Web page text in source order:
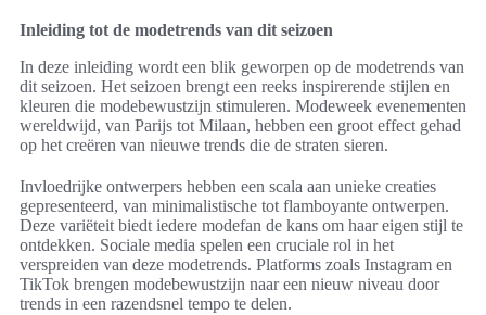
Inleiding tot de modetrends van dit seizoen
In deze inleiding wordt een blik geworpen op de modetrends van
dit seizoen. Het seizoen brengt een reeks inspirerende stijlen en
kleuren die modebewustzijn stimuleren. Modeweek evenementen
wereldwijd, van Parijs tot Milaan, hebben een groot effect gehad
op het creëren van nieuwe trends die de straten sieren.
Invloedrijke ontwerpers hebben een scala aan unieke creaties
gepresenteerd, van minimalistische tot flamboyante ontwerpen.
Deze variëteit biedt iedere modefan de kans om haar eigen stijl te
ontdekken. Sociale media spelen een cruciale rol in het
verspreiden van deze modetrends. Platforms zoals Instagram en
TikTok brengen modebewustzijn naar een nieuw niveau door
trends in een razendsnel tempo te delen.